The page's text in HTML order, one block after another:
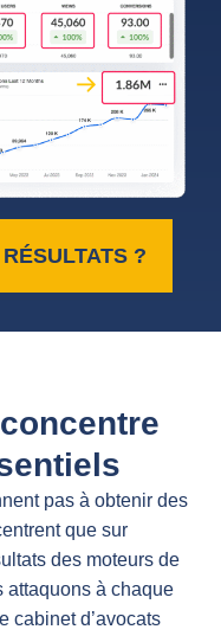
?
pas à obtenir des
que sur
des moteurs de
attaquons à chaque
cabinet d’avocats